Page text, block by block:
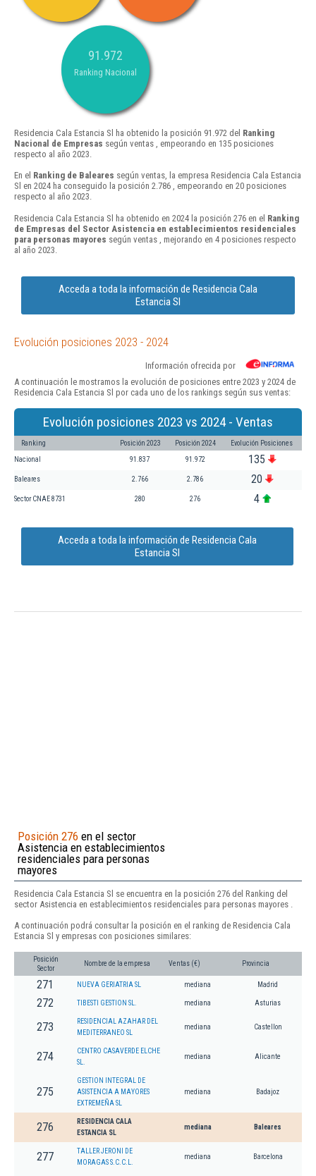
91.972
Ranking Nacional
Residencia Cala Estancia Sl ha obtenido la posición 91.972 del Ranking
Nacional de Empresas según ventas , empeorando en 135 posiciones
respecto al año 2023.
En el Ranking de Baleares según ventas, la empresa Residencia Cala Estancia
Sl en 2024 ha conseguido la posición 2.786 , empeorando en 20 posiciones
respecto al año 2023.
Residencia Cala Estancia Sl ha obtenido en 2024 la posición 276 en el Ranking
de Empresas del Sector Asistencia en establecimientos residenciales
para personas mayores según ventas , mejorando en 4 posiciones respecto
al año 2023.
Acceda a toda la información de Residencia Cala
Estancia Sl
Evolución posiciones 2023 - 2024
Información ofrecida por
A continuación le mostramos la evolución de posiciones entre 2023 y 2024 de
Residencia Cala Estancia Sl por cada uno de los rankings según sus ventas:
Evolución posiciones 2023 vs 2024 - Ventas
Ranking Posición 2023 Posición 2024 Evolución Posiciones
Nacional 91.837 91.972 135
Baleares 2.766 2.786 20
Sector CNAE 8731 280 276 4
Acceda a toda la información de Residencia Cala
Estancia Sl
Posición 276 en el sector
Asistencia en establecimientos
residenciales para personas
mayores
Residencia Cala Estancia Sl se encuentra en la posición 276 del Ranking del
sector Asistencia en establecimientos residenciales para personas mayores .
A continuación podrá consultar la posición en el ranking de Residencia Cala
Estancia Sl y empresas con posiciones similares:
Posición
Sector
Nombre de la empresa Ventas (€) Provincia
271 NUEVA GERIATRIA SL mediana Madrid
272 TIBESTI GESTION SL. mediana Asturias
273
RESIDENCIAL AZAHAR DEL
MEDITERRANEO SL
mediana Castellon
274
CENTRO CASAVERDE ELCHE
SL.
mediana Alicante
275
GESTION INTEGRAL DE
ASISTENCIA A MAYORES
EXTREMEÑA SL
mediana Badajoz
276
RESIDENCIA CALA
ESTANCIA SL
mediana Baleares
277
TALLER JERONI DE
MORAGAS S.C.C.L.
mediana Barcelona